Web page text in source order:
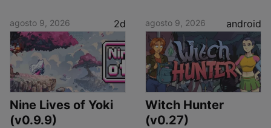
agosto 9, 2026 2d
Nine Lives of Yoki
(v0.9.9)
agosto 9, 2026 android
Witch Hunter
(v0.27)